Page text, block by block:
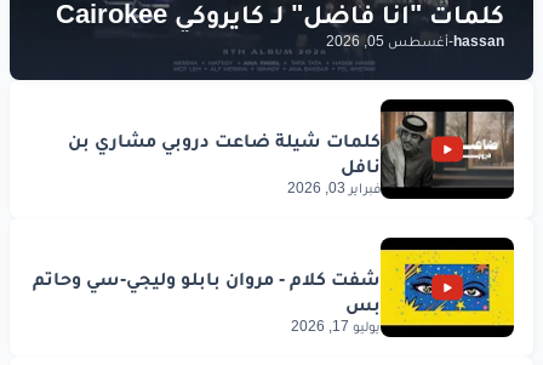
hassan
-أغسطس 05, 2026
فبراير 03, 2026
يوليو 17, 2026